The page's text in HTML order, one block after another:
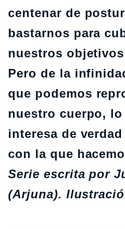
centenar de
bastarnos para
nuestros
Pero de la
que podemos
nuestro cuerpo,
interesa de
con la que
Serie escrita por
(Arjuna).